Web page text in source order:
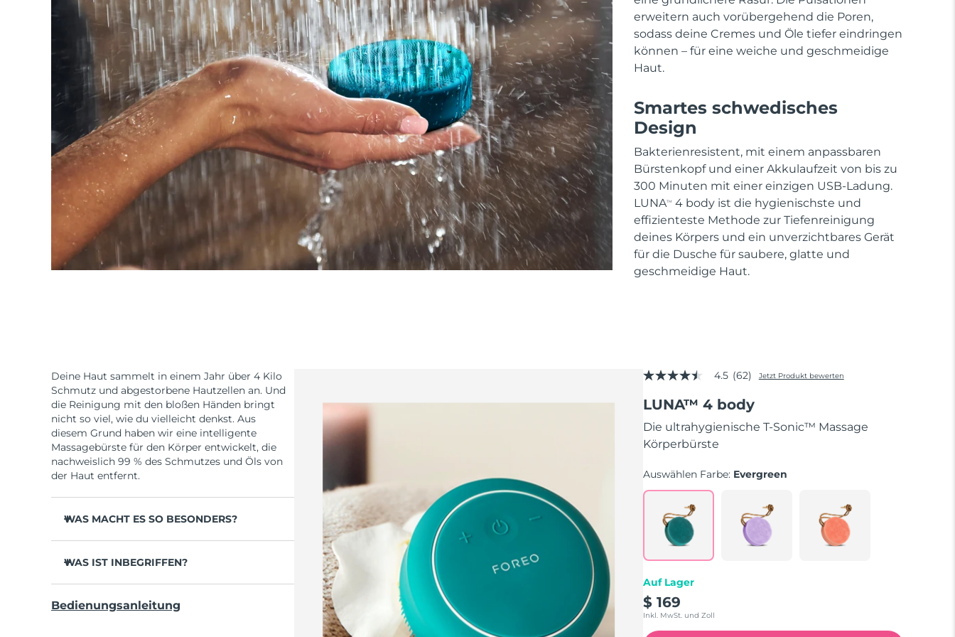
erweitern auch vorübergehend die Poren,
sodass deine Cremes und Öle tiefer eindringen
können – für eine weiche und geschmeidige
Haut.
Smartes schwedisches
Design
Bakterienresistent, mit einem anpassbaren
Bürstenkopf und einer Akkulaufzeit von bis zu
300 Minuten mit einer einzigen USB-Ladung.
LUNATM
4 body ist die hygienischste und
effizienteste Methode zur Tiefenreinigung
deines Körpers und ein unverzichtbares Gerät
für die Dusche für saubere, glatte und
geschmeidige Haut.
4.5
5
Sternen,
Durchschnittswert
der
Bewertung.
62
Link
derselben
Seite.
4.5 (62) Jetzt Produkt bewerten
LUNA™ 4 body
Die ultrahygienische T-Sonic™ Massage
Körperbürste
Auswählen Farbe: Evergreen
Auf Lager
$ 169
Inkl. MwSt. und Zoll
Deine Haut sammelt in einem Jahr über 4 Kilo
Schmutz und abgestorbene Hautzellen an. Und
die Reinigung mit den bloßen Händen bringt
nicht so viel, wie du vielleicht denkst. Aus
diesem Grund haben wir eine intelligente
Massagebürste für den Körper entwickelt, die
nachweislich 99 % des Schmutzes und Öls von
der Haut entfernt.
WAS MACHT ES SO BESONDERS?
Nylonborsten.
Reinigt gründlich, um Hautunreinheiten am
Verbessert das Erscheinungsbild von Cellulite.
WAS IST INBEGRIFFEN?
USB-Ladekabel
Bedienungsanleitung